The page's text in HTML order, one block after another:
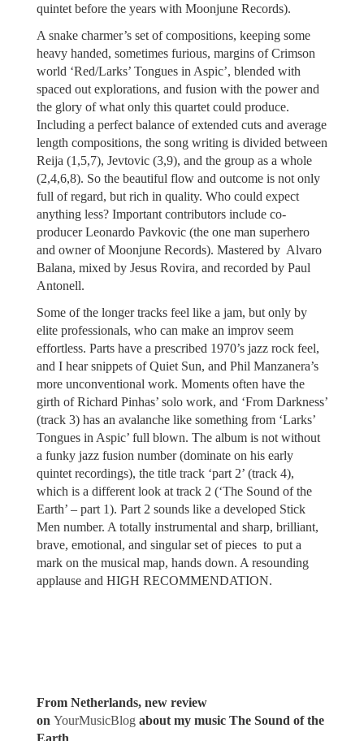
quintet before the years with Moonjune Records).
A snake charmer’s set of compositions, keeping some
heavy handed, sometimes furious, margins of Crimson
world ‘Red/Larks’ Tongues in Aspic’, blended with
spaced out explorations, and fusion with the power and
the glory of what only this quartet could produce.
Including a perfect balance of extended cuts and average
length compositions, the song writing is divided between
Reija (1,5,7), Jevtovic (3,9), and the group as a whole
(2,4,6,8). So the beautiful flow and outcome is not only
full of regard, but rich in quality. Who could expect
anything less? Important contributors include co-
producer Leonardo Pavkovic (the one man superhero
and owner of Moonjune Records). Mastered by Alvaro
Balana, mixed by Jesus Rovira, and recorded by Paul
Antonell.
Some of the longer tracks feel like a jam, but only by
elite professionals, who can make an improv seem
effortless. Parts have a prescribed 1970’s jazz rock feel,
and I hear snippets of Quiet Sun, and Phil Manzanera’s
more unconventional work. Moments often have the
girth of Richard Pinhas’ solo work, and ‘From Darkness’
(track 3) has an avalanche like something from ‘Larks’
Tongues in Aspic’ full blown. The album is not without
a funky jazz fusion number (dominate on his early
quintet recordings), the title track ‘part 2’ (track 4),
which is a different look at track 2 (‘The Sound of the
Earth’ – part 1). Part 2 sounds like a developed Stick
Men number. A totally instrumental and sharp, brilliant,
brave, emotional, and singular set of pieces to put a
mark on the musical map, hands down. A resounding
applause and HIGH RECOMMENDATION.
From Netherlands, new review
on YourMusicBlog about my music The Sound of the
Earth